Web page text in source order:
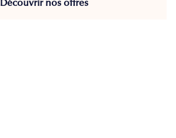
Découvrir nos offres